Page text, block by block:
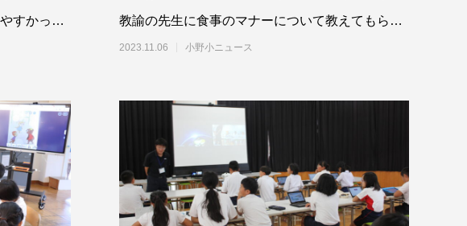
すかった 教諭の先生に食事のマナーについて教えてもらい
ながら食べました。大きな６年生が両隣
2023.11.06 小野小ニュース